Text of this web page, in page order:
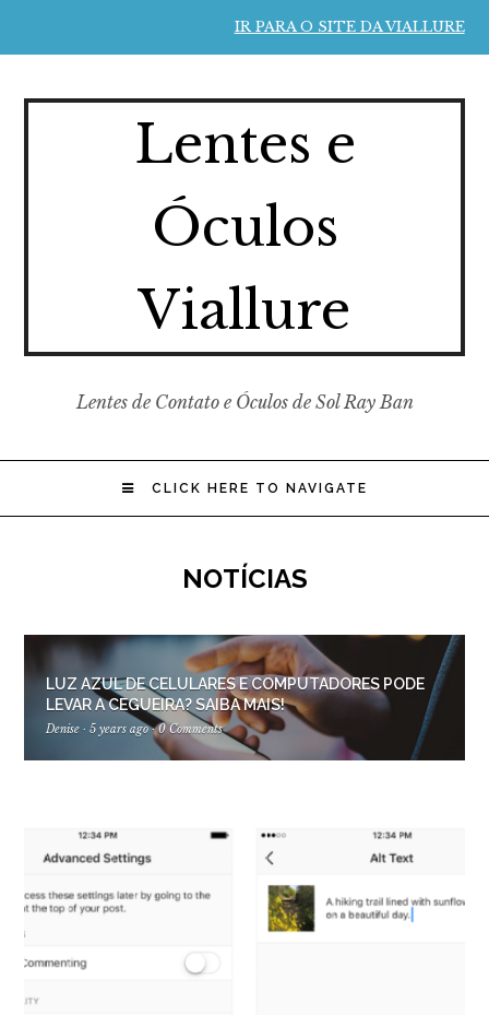
IR PARA O SITE DA VIALLURE
Lentes e
Óculos
Viallure
Lentes de Contato e Óculos de Sol Ray Ban
CLICK HERE TO NAVIGATE
NOTÍCIAS
LUZ AZUL DE CELULARES E COMPUTADORES PODE
LEVAR A CEGUEIRA? SAIBA MAIS!
Denise · 5 years ago · 0 Comments